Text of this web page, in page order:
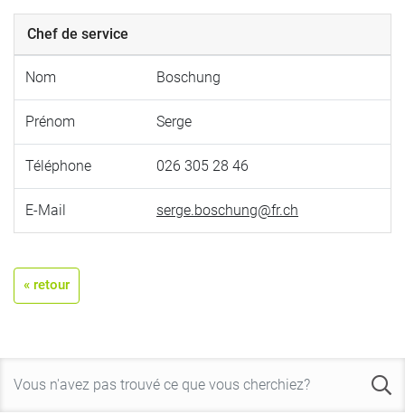
Chef de service
Nom Boschung
Prénom Serge
Téléphone 026 305 28 46
E-Mail serge.boschung@fr.ch
« retour